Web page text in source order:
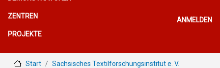
ZENTREN
PROJEKTE
ANMELDEN
Start Sächsisches Textilforschungsinstitut e. V.